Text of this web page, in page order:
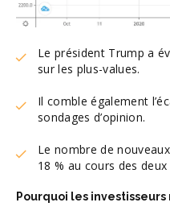
Le président Trump a
sur les plus-values.
Il comble également
sondages d’opinion.
Le nombre de
18 % au cours des
Pourquoi les